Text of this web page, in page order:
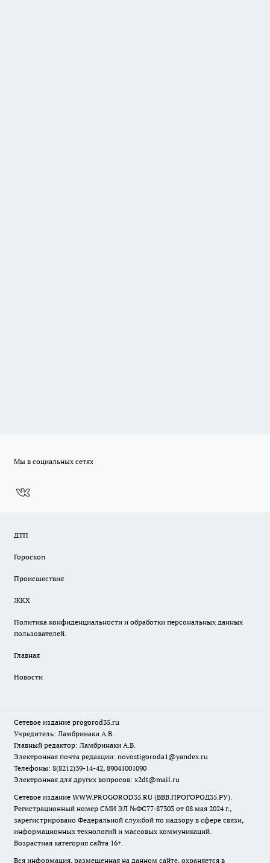
Мы в социальных сетях
ДТП
Гороскоп
Происшествия
ЖКХ
Политика конфиденциальности и обработки персональных данных
пользователей.
Главная
Новости
Сетевое издание progorod35.ru
Учредитель: Ламбринаки А.В.
Главный редактор: Ламбринаки А.В.
Электронная почта редакции: novostigoroda1@yandex.ru
Телефоны: 8(8212)39-14-42, 89041001090
Электронная для других вопросов: x2dt@mail.ru
Сетевое издание WWW.PROGOROD35.RU (ВВВ.ПРОГОРОД35.РУ).
Регистрационный номер СМИ ЭЛ №ФС77-87303 от 08 мая 2024 г.,
зарегистрировано Федеральной службой по надзору в сфере связи,
информационных технологий и массовых коммуникаций.
Возрастная категория сайта 16+.
Вся информация, размещенная на данном сайте, охраняется в